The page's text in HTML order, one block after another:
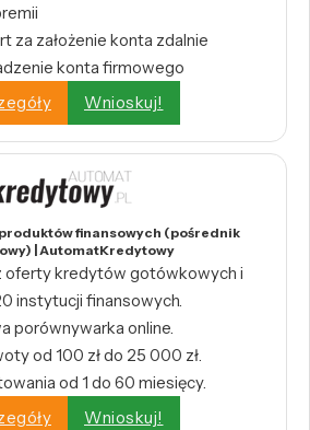
za założenie konta zdalnie
konta firmowego
Wnioskuj!
finansowych (pośrednik
| AutomatKredytowy
oferty kredytów gotówkowych i
instytucji finansowych.
porównywarka online.
od 100 zł do 25 000 zł.
od 1 do 60 miesięcy.
Wnioskuj!